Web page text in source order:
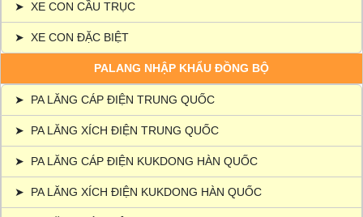
➤ XE CON CẦU TRỤC
➤ XE CON ĐẶC BIỆT
PALANG NHẬP KHẨU ĐỒNG BỘ
➤ PA LĂNG CÁP ĐIỆN TRUNG QUỐC
➤ PA LĂNG XÍCH ĐIỆN TRUNG QUỐC
➤ PA LĂNG CÁP ĐIỆN KUKDONG HÀN QUỐC
➤ PA LĂNG XÍCH ĐIỆN KUKDONG HÀN QUỐC